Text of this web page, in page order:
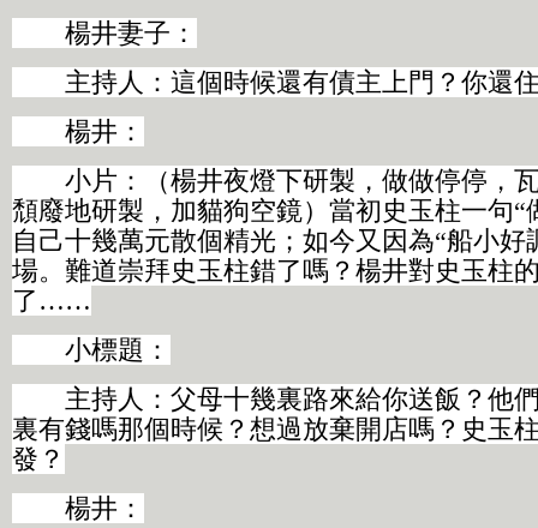
楊井妻子：
主持人：這個時候還有債主上門？你還
楊井：
小片：（楊井夜燈下研製，做做停停，
頹廢地研製，加貓狗空鏡）當初史玉柱一句“
自己十幾萬元散個精光；如今又因為“船小好
場。難道崇拜史玉柱錯了嗎？楊井對史玉柱
了……
小標題：
主持人：父母十幾裏路來給你送飯？他
裏有錢嗎那個時候？想過放棄開店嗎？史玉
發？
楊井：